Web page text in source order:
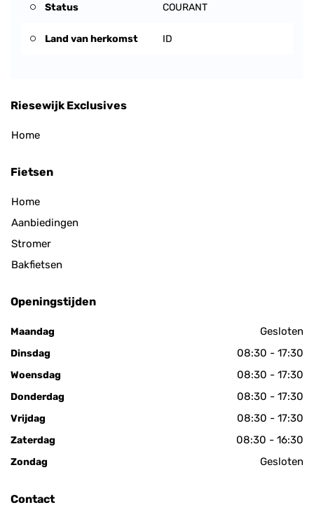
Status COURANT
Land van herkomst ID
Riesewijk Exclusives
Home
Fietsen
Home
Aanbiedingen
Stromer
Bakfietsen
Openingstijden
Maandag Gesloten
Dinsdag 08:30 - 17:30
Woensdag 08:30 - 17:30
Donderdag 08:30 - 17:30
Vrijdag 08:30 - 17:30
Zaterdag 08:30 - 16:30
Zondag Gesloten
Contact